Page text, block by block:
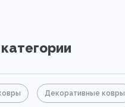
Декоративные ковры